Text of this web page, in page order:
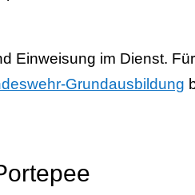
Einweisung im Dienst.
Grundausbildung